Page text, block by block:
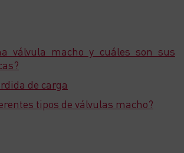
válvula macho y cuáles son sus
de carga
tipos de válvulas macho?